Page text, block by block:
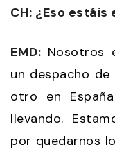
CH: ¿Eso estáis
EMD: Nosotros
un despacho
otro en
llevando.
por quedarnos